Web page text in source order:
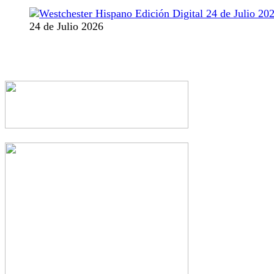
24 de Julio 2026